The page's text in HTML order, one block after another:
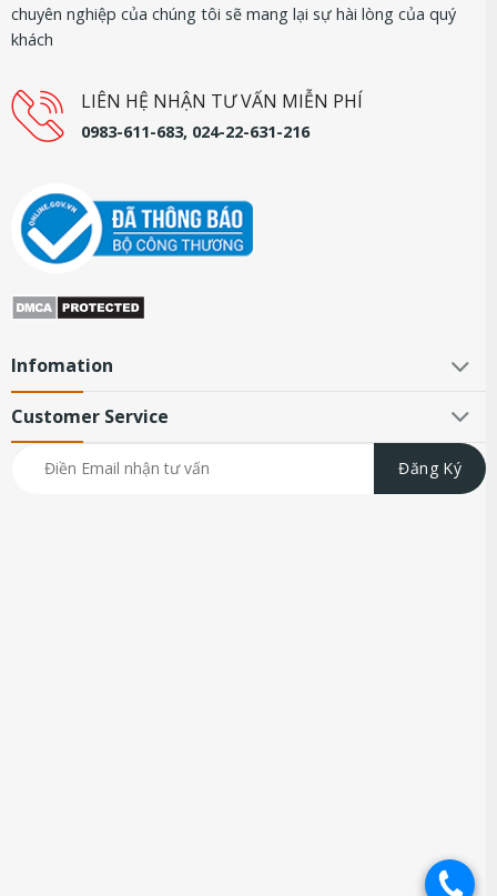
chuyên nghiệp của chúng tôi sẽ mang lại sự hài lòng của quý
khách
LIÊN HỆ NHẬN TƯ VẤN MIỄN PHÍ
0983-611-683, 024-22-631-216
Infomation
Customer Service
.